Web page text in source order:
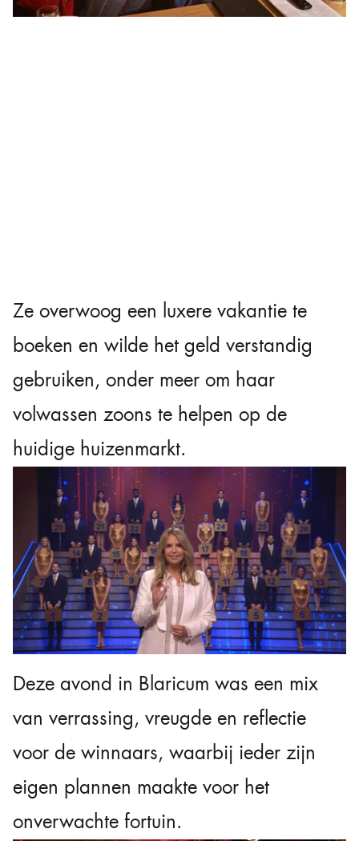
Ze overwoog een luxere vakantie te
boeken en wilde het geld verstandig
gebruiken, onder meer om haar
volwassen zoons te helpen op de
huidige huizenmarkt.
Deze avond in Blaricum was een mix
van verrassing, vreugde en reflectie
voor de winnaars, waarbij ieder zijn
eigen plannen maakte voor het
onverwachte fortuin.